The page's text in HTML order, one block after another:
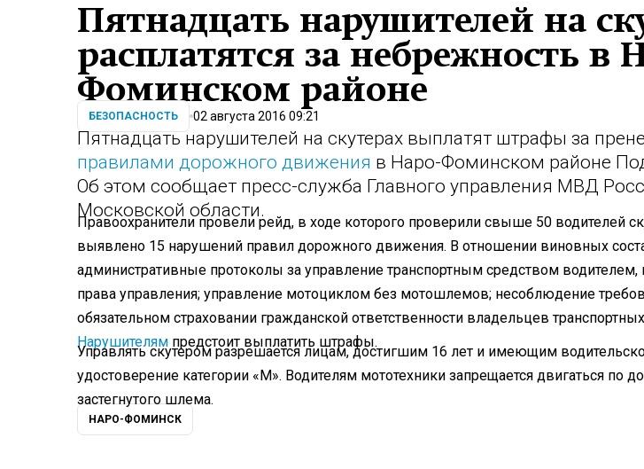
Пятнадцать нарушителей на
расплатятся за небрежность в
Фоминском районе
БЕЗОПАСНОСТЬ 02 августа 2016 09:21
Пятнадцать нарушителей на скутерах выплатят штрафы за
правилами дорожного движения в Наро-Фоминском районе
Об этом сообщает пресс-служба Главного управления МВД
Московской области.
Правоохранители провели рейд, в ходе которого проверили свыше 50 водителей
выявлено 15 нарушений правил дорожного движения. В отношении виновных
административные протоколы за управление транспортным средством
права управления; управление мотоциклом без мотошлемов; несоблюдение
обязательном страховании гражданской ответственности владельцев
Нарушителям предстоит выплатить штрафы.
Управлять скутером разрешается лицам, достигшим 16 лет и имеющим
удостоверение категории «М». Водителям мототехники запрещается двигаться по
застегнутого шлема.
НАРО-ФОМИНСК